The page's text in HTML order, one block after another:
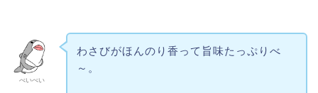
べいべい
わさびがほんのり香って旨味たっぷりべ
～。